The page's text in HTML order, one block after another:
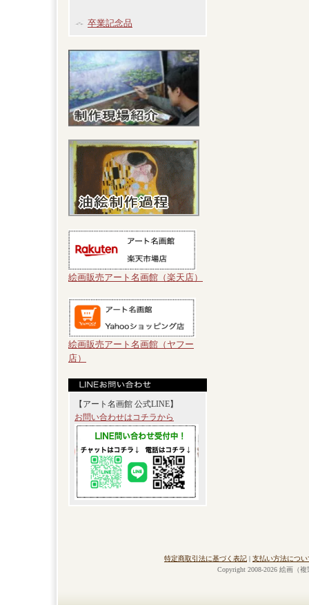
卒業記念品
絵画販売アート名画館（楽天店）
絵画販売アート名画館（ヤフー
店）
【アート名画館 公式LINE】
お問い合わせはコチラから
特定商取引法に基づく表記 | 支払い方法につい
Copyright 2008-2026 絵画（